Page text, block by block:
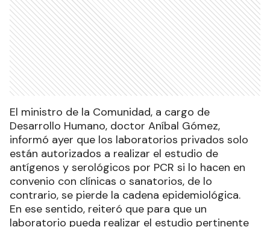
El ministro de la Comunidad, a cargo de
Desarrollo Humano, doctor Aníbal Gómez,
informó ayer que los laboratorios privados solo
están autorizados a realizar el estudio de
antígenos y serológicos por PCR si lo hacen en
convenio con clínicas o sanatorios, de lo
contrario, se pierde la cadena epidemiológica.
En ese sentido, reiteró que para que un
laboratorio pueda realizar el estudio pertinente